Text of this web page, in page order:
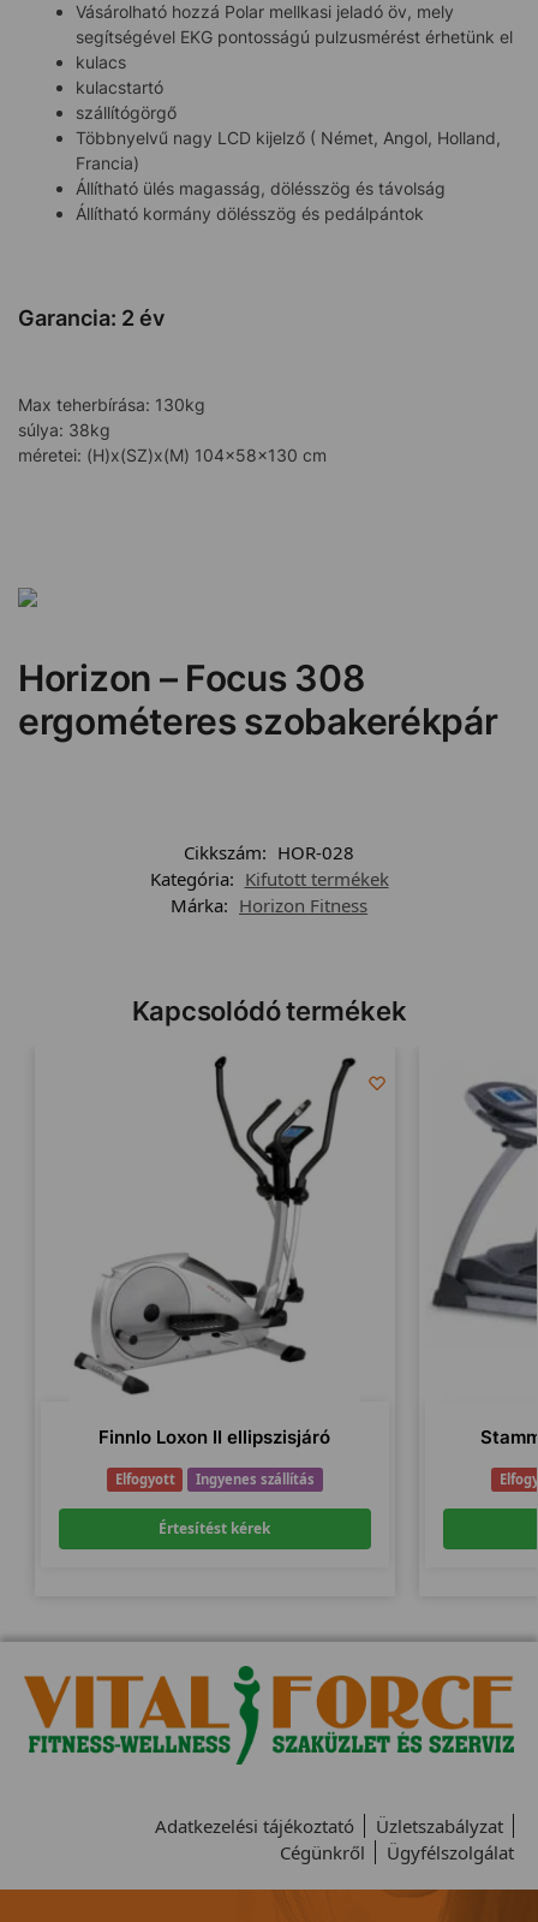
Vásárolható hozzá Polar mellkasi jeladó öv, mely
segítségével EKG pontosságú pulzusmérést érhetünk el
kulacs
kulacstartó
szállítógörgő
Többnyelvű nagy LCD kijelző ( Német, Angol, Holland,
Francia)
Állítható ülés magasság, dölésszög és távolság
Állítható kormány dölésszög és pedálpántok
Garancia: 2 év
Max teherbírása: 130kg
súlya: 38kg
méretei: (H)x(SZ)x(M) 104x58x130 cm
Horizon – Focus 308
ergométeres szobakerékpár
Cikkszám: HOR-028
Kategória: Kifutott termékek
Márka: Horizon Fitness
Kapcsolódó termékek
Finnlo Loxon II ellipszisjáró
Elfogyott Ingyenes szállítás
Értesítést kérek
Adatkezelési tájékoztató
Üzletszabályzat
Cégünkről
Ügyfélszolgálat